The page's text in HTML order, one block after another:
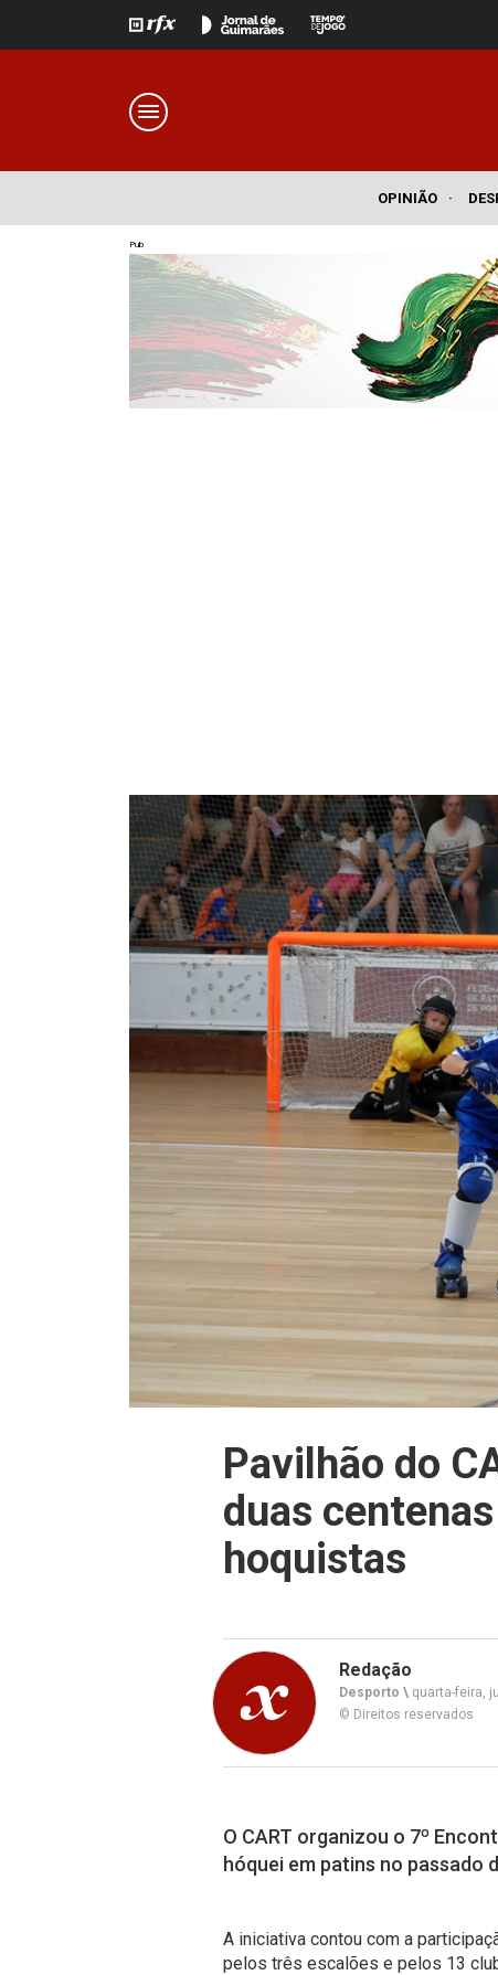
OPINIÃO ·
Pub
Pavilhão do
duas
hoquistas
Redação
Desporto \ quarta-feira,
© Direitos reservados
O CART organizou o 7º
hóquei em patins no passado
A iniciativa contou com a
pelos três escalões e pelos 13